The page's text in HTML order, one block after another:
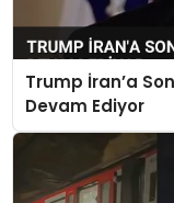
Trump İran’a
Devam Ediyor